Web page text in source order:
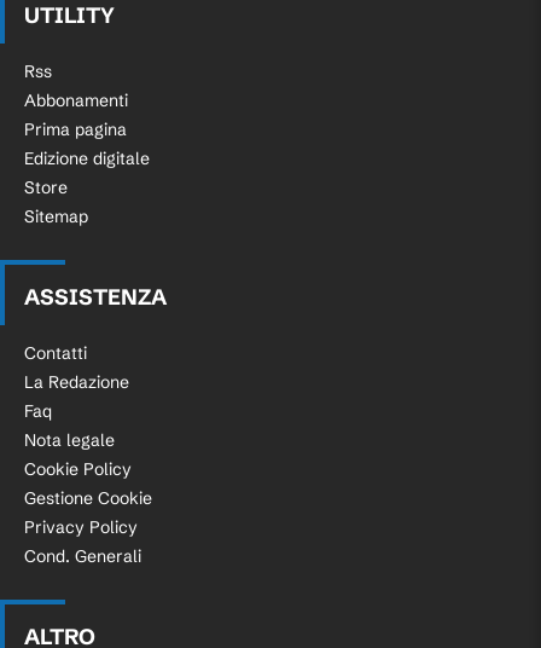
UTILITY
Rss
Abbonamenti
Prima pagina
Edizione digitale
Store
Sitemap
ASSISTENZA
Contatti
La Redazione
Faq
Nota legale
Cookie Policy
Gestione Cookie
Privacy Policy
Cond. Generali
ALTRO